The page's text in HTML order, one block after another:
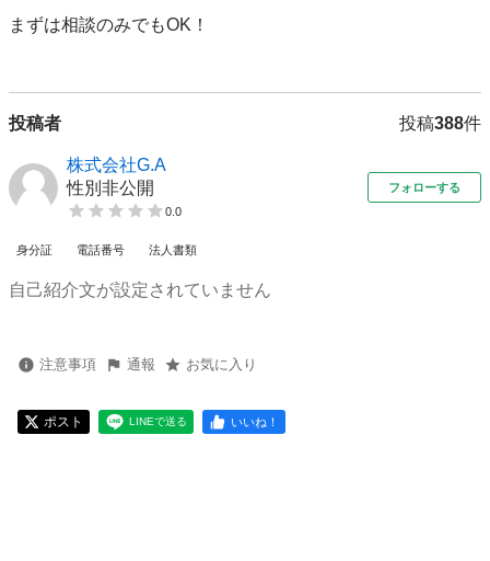
まずは相談のみでもOK！
投稿者 投稿388件
株式会社G.A
性別非公開
0.0
フォローする
身分証 電話番号 法人書類
自己紹介文が設定されていません
注意事項 通報 お気に入り
ポスト LINEで送る いいね！